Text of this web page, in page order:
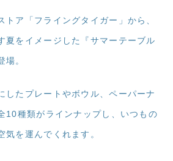
トア「フライングタイガー」から、
夏をイメージした『サマーテーブル
場。
したプレートやボウル、ペーパーナ
10種類がラインナップし、いつもの
気を運んでくれます。